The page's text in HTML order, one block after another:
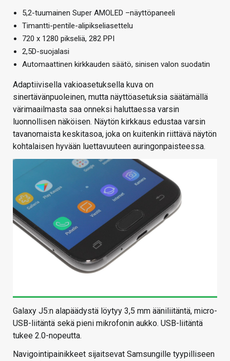
5,2-tuumainen Super AMOLED –näyttöpaneeli
Timantti-pentile-alipikseliasettelu
720 x 1280 pikseliä, 282 PPI
2,5D-suojalasi
Automaattinen kirkkauden säätö, sinisen valon suodatin
Adaptiivisella vakioasetuksella kuva on
sinertävänpuoleinen, mutta näyttöasetuksia säätämällä
värimaailmasta saa onneksi haluttaessa varsin
luonnollisen näköisen. Näytön kirkkaus edustaa varsin
tavanomaista keskitasoa, joka on kuitenkin riittävä näytön
kohtalaisen hyvään luettavuuteen auringonpaisteessa.
Galaxy J5:n alapäädystä löytyy 3,5 mm ääniliitäntä, micro-
USB-liitäntä sekä pieni mikrofonin aukko. USB-liitäntä
tukee 2.0-nopeutta.
Navigointipainikkeet sijaitsevat Samsungille tyypilliseen